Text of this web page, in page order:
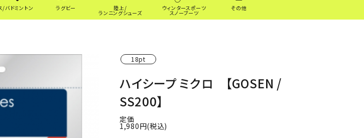
/バドミントン ラグビー 陸上/
ランニングシューズ
ウィンタースポーツ
スノーブーツ
その他
18pt
ハイシープ ミクロ 【GOSEN /
SS200】
定価
1,980円(税込)